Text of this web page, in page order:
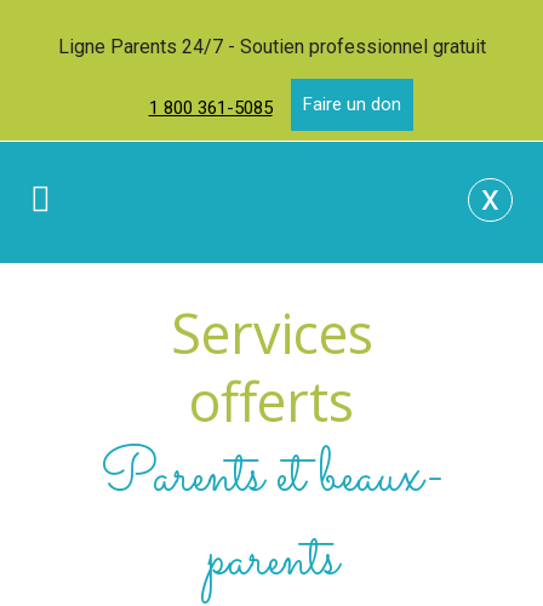
Ligne Parents 24/7 - Soutien professionnel gratuit
1 800 361-5085 Faire un don
x
Services
offerts
Parents et beaux-
parents